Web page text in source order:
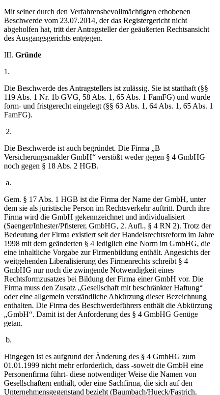
Mit seiner durch den Verfahrensbevollmächtigten erhobenen
Beschwerde vom 23.07.2014, der das Registergericht nicht
abgeholfen hat, tritt der Antragsteller der geäußerten Rechtsansicht
des Ausgangsgerichts entgegen.
III. Gründe
1.
Die Beschwerde des Antragstellers ist zulässig. Sie ist statthaft (§§
119 Abs. 1 Nr. 1b GVG, 58 Abs. 1, 65 Abs. 1 FamFG) und wurde
form- und fristgerecht eingelegt (§§ 63 Abs. 1, 64 Abs. 1, 65 Abs. 1
FamFG).
2.
Die Beschwerde ist auch begründet. Die Firma „B
Versicherungsmakler GmbH“ verstößt weder gegen § 4 GmbHG
noch gegen § 18 Abs. 2 HGB.
a.
Gem. § 17 Abs. 1 HGB ist die Firma der Name der GmbH, unter
dem sie als juristische Person im Rechtsverkehr auftritt. Durch ihre
Firma wird die GmbH gekennzeichnet und individualisiert
(Saenger/Inhester/Pfisterer, GmbHG, 2. Aufl., § 4 RN 2). Trotz der
Bedeutung der Firma existiert seit der Handelsrechtsreform im Jahre
1998 mit dem geänderten § 4 lediglich eine Norm im GmbHG, die
eine inhaltliche Vorgabe zur Firmenbildung enthält. Angesichts der
weitgehenden Liberalisierung des Firmenrechts schreibt § 4
GmbHG nur noch die zwingende Notwendigkeit eines
Rechtsformzusatzes bei Bildung der Firma einer GmbH vor. Die
Firma muss den Zusatz „Gesellschaft mit beschränkter Haftung“
oder eine allgemein verständliche Abkürzung dieser Bezeichnung
enthalten. Die Firma des Beschwerdeführers enthält die Abkürzung
„GmbH“. Damit ist der Anforderung des § 4 GmbHG Genüge
getan.
b.
Hingegen ist es aufgrund der Änderung des § 4 GmbHG zum
01.01.1999 nicht mehr erforderlich, dass -soweit die GmbH eine
Personenfirma führt- diese notwendiger Weise die Namen von
Gesellschaftern enthält, oder eine Sachfirma, die sich auf den
Unternehmensgegenstand bezieht (Baumbach/Hueck/Fastrich,